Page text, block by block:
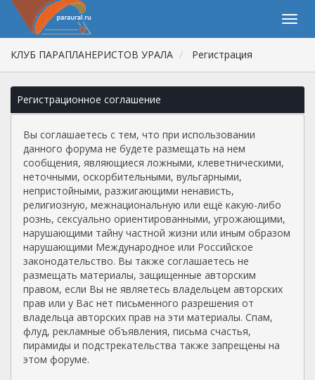
КЛУБ ПАРАПЛАНЕРИСТОВ УРАЛА Регистрация
Регистрационное соглашение
Вы соглашаетесь с тем, что при использовании
данного форума не будете размещать на нем
сообщения, являющиеся ложными, клеветническими,
неточными, оскорбительными, вульгарными,
непристойными, разжигающими ненависть,
религиозную, межнациональную или ещё какую-либо
рознь, сексуально ориентированными, угрожающими,
нарушающими тайну частной жизни или иным образом
нарушающими Международное или Российское
законодательство. Вы также соглашаетесь не
размещать материалы, защищенные авторским
правом, если Вы не являетесь владельцем авторских
прав или у Вас нет письменного разрешения от
владельца авторских прав на эти материалы. Спам,
флуд, рекламные объявления, письма счастья,
пирамиды и подстрекательства также запрещены на
этом форуме.